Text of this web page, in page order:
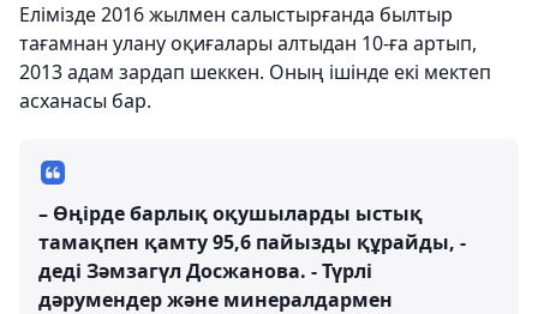
Елімізде 2016 жылмен салыстырғанда былтыр
тағамнан улану оқиғалары алтыдан 10-ға артып,
2013 адам зардап шеккен. Оның ішінде екі мектеп
асханасы бар.
– Өңірде барлық оқушыларды ыстық
тамақпен қамту 95,6 пайызды құрайды, -
деді Зәмзагүл Досжанова. - Түрлі
дәрумендер және минералдармен